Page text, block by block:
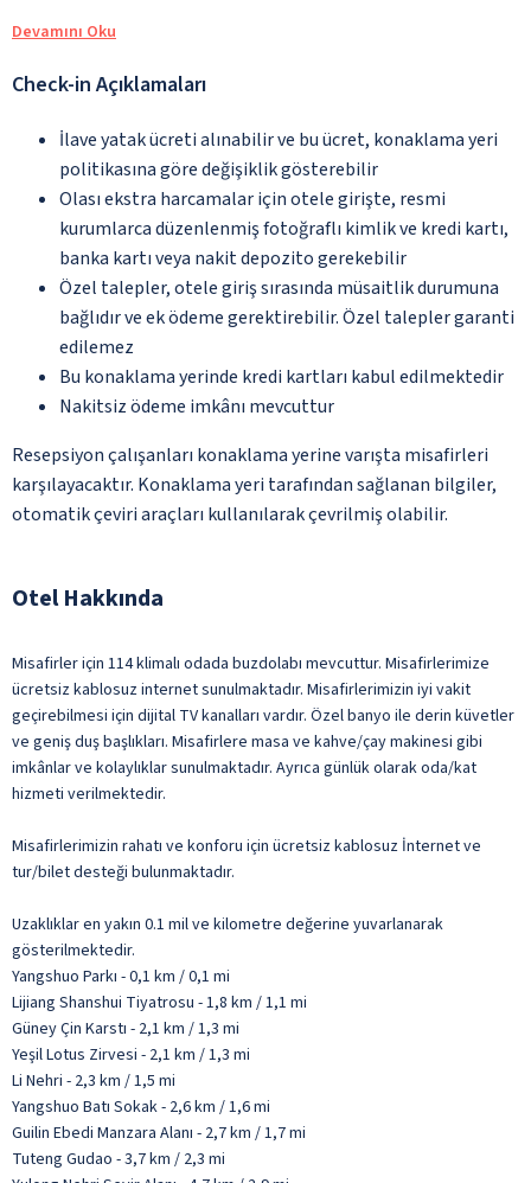
Devamını Oku
Check-in Açıklamaları
İlave yatak ücreti alınabilir ve bu ücret, konaklama yeri
politikasına göre değişiklik gösterebilir
Olası ekstra harcamalar için otele girişte, resmi
kurumlarca düzenlenmiş fotoğraflı kimlik ve kredi kartı,
banka kartı veya nakit depozito gerekebilir
Özel talepler, otele giriş sırasında müsaitlik durumuna
bağlıdır ve ek ödeme gerektirebilir. Özel talepler garanti
edilemez
Bu konaklama yerinde kredi kartları kabul edilmektedir
Nakitsiz ödeme imkânı mevcuttur
Resepsiyon çalışanları konaklama yerine varışta misafirleri
karşılayacaktır. Konaklama yeri tarafından sağlanan bilgiler,
otomatik çeviri araçları kullanılarak çevrilmiş olabilir.
Otel Hakkında
Misafirler için 114 klimalı odada buzdolabı mevcuttur. Misafirlerimize
ücretsiz kablosuz internet sunulmaktadır. Misafirlerimizin iyi vakit
geçirebilmesi için dijital TV kanalları vardır. Özel banyo ile derin küvetler
ve geniş duş başlıkları. Misafirlere masa ve kahve/çay makinesi gibi
imkânlar ve kolaylıklar sunulmaktadır. Ayrıca günlük olarak oda/kat
hizmeti verilmektedir.
Misafirlerimizin rahatı ve konforu için ücretsiz kablosuz İnternet ve
tur/bilet desteği bulunmaktadır.
Uzaklıklar en yakın 0.1 mil ve kilometre değerine yuvarlanarak
gösterilmektedir.
Yangshuo Parkı - 0,1 km / 0,1 mi
Lijiang Shanshui Tiyatrosu - 1,8 km / 1,1 mi
Güney Çin Karstı - 2,1 km / 1,3 mi
Yeşil Lotus Zirvesi - 2,1 km / 1,3 mi
Li Nehri - 2,3 km / 1,5 mi
Yangshuo Batı Sokak - 2,6 km / 1,6 mi
Guilin Ebedi Manzara Alanı - 2,7 km / 1,7 mi
Tuteng Gudao - 3,7 km / 2,3 mi